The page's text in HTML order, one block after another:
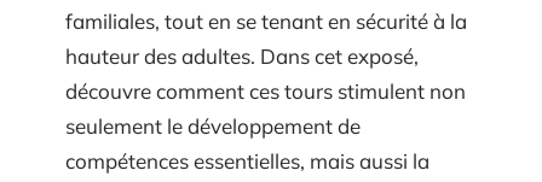
familiales, tout en se tenant en sécurité à la
hauteur des adultes. Dans cet exposé,
découvre comment ces tours stimulent non
seulement le développement de
compétences essentielles, mais aussi la